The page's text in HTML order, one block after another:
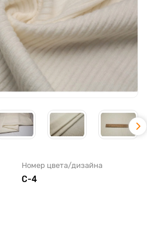
Номер цвета/дизайна
С-4